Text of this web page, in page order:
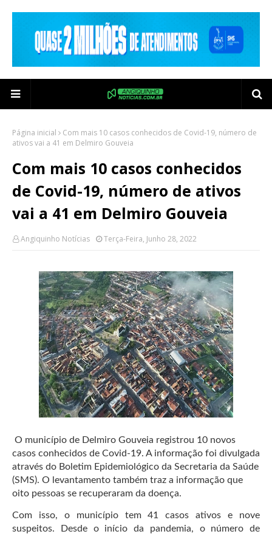
Página inicial
Com mais 10 casos conhecidos de Covid-19, número de
ativos vai a 41 em Delmiro Gouveia
Com mais 10 casos conhecidos
de Covid-19, número de ativos
vai a 41 em Delmiro Gouveia
Angiquinho Notícias Terça-Feira, Junho 28, 2022
O município de Delmiro Gouveia registrou 10 novos
casos conhecidos de Covid-19. A informação foi divulgada
através do Boletim Epidemiológico da Secretaria da Saúde
(SMS). O levantamento também traz a informação que
oito pessoas se recuperaram da doença.
Com isso, o município tem 41 casos ativos e nove
suspeitos. Desde o início da pandemia, o número de